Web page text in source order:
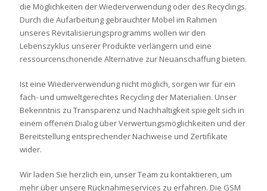
die Möglichkeiten der Wiederverwendung oder des Recyclings.
Durch die Aufarbeitung gebrauchter Möbel im Rahmen
unseres Revitalisierungsprogramms wollen wir den
Lebenszyklus unserer Produkte verlängern und eine
ressourcenschonende Alternative zur Neuanschaffung bieten.
Ist eine Wiederverwendung nicht möglich, sorgen wir für ein
fach- und umweltgerechtes Recycling der Materialien. Unser
Bekenntnis zu Transparenz und Nachhaltigkeit spiegelt sich in
einem offenen Dialog über Verwertungsmöglichkeiten und der
Bereitstellung entsprechender Nachweise und Zertifikate
wider.
Wir laden Sie herzlich ein, unser Team zu kontaktieren, um
mehr über unsere Rücknahmeservices zu erfahren. Die GSM